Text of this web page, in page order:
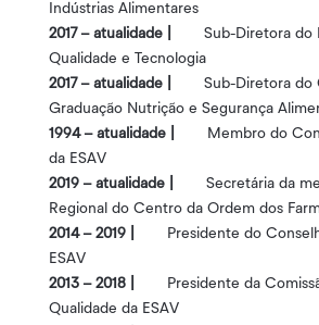
Indústrias Alimentares
2017 – atualidade |
Sub-Diretora do
Qualidade e Tecnologia
2017 – atualidade |
Sub-Diretora do
Graduação Nutrição e Segurança
1994 – atualidade |
Membro do
da ESAV
2019 – atualidade |
Secretária da
Regional do Centro da Ordem dos
2014 – 2019 |
Presidente do
ESAV
2013 – 2018 |
Presidente da
Qualidade da ESAV